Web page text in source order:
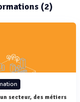
(2)
secteur, des métiers